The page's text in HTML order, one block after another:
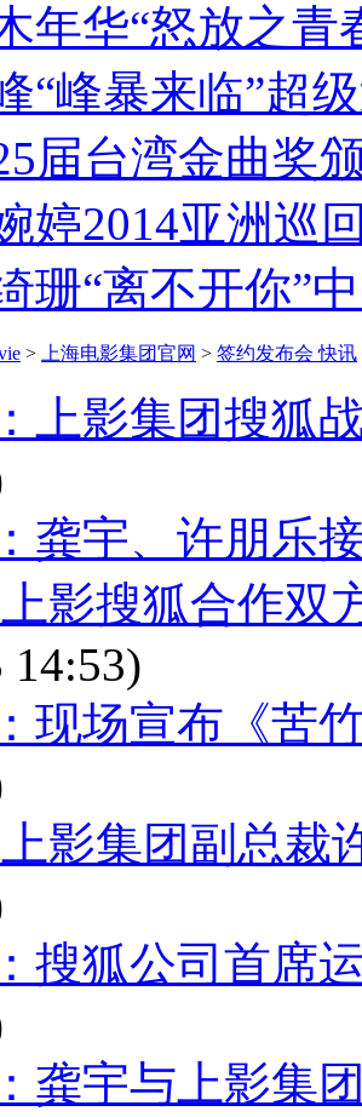
年华“怒放之青
“峰暴来临”超
届台湾金曲奖
婷2014亚洲巡
珊“离不开你”
> 上海电影集团官网 > 签约发布会 快讯
上影集团搜狐
龚宇、许朋乐
影搜狐合作双
14:53)
现场宣布《苦
影集团副总裁
搜狐公司首席
龚宇与上影集